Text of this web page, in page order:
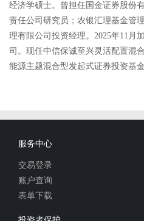
经济学硕士。曾担任国金证券股份
责任公司研究员；农银汇理基金管
理有限公司投资经理。2025年11月
司。现任中信保诚至兴灵活配置混
能源主题混合型发起式证券投资基金
服务中心
交易登录
账户查询
表单下载